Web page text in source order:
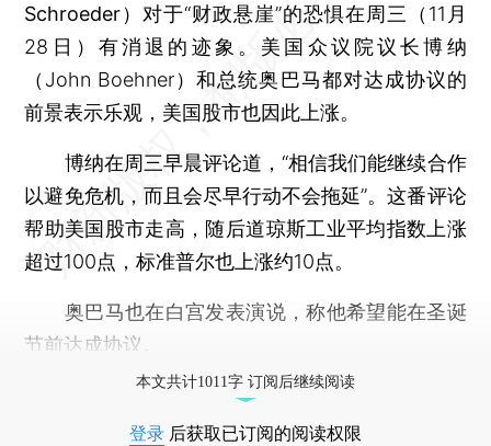
Schroeder） 对于“财政悬崖”的恐惧在周三（11月
28日）有消退的迹象。美国众议院议长博纳
（John Boehner）和总统奥巴马都对达成协议的
前景表示乐观，美国股市也因此上涨。
博纳在周三早晨评论道，“相信我们能继续合作
以避免危机，而且会尽早行动不会拖延”。这番评论
帮助美国股市走高，随后道琼斯工业平均指数上涨
超过100点，标准普尔也上涨约10点。
奥巴马也在白宫发表演说，称他希望能在圣诞
节前达成协议。
本文共计1011字 订阅后继续阅读
登录 后获取已订阅的阅读权限